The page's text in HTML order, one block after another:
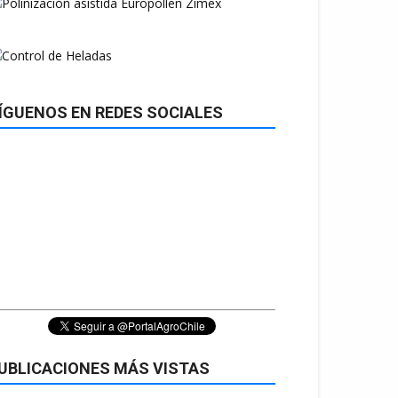
EN REDES SOCIALES
MÁS VISTAS